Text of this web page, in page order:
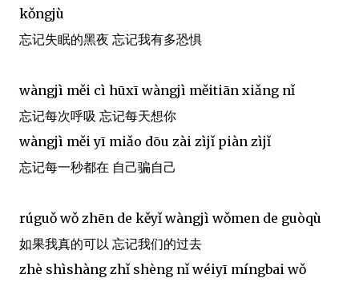
kǒngjù
忘记失眠的黑夜 忘记我有多恐惧
wàngjì měi cì hūxī wàngjì měitiān xiǎng nǐ
忘记每次呼吸 忘记每天想你
wàngjì měi yī miǎo dōu zài zìjǐ piàn zìjǐ
忘记每一秒都在 自己骗自己
rúguǒ wǒ zhēn de kěyǐ wàngjì wǒmen de guòqù
如果我真的可以 忘记我们的过去
zhè shìshàng zhǐ shèng nǐ wéiyī míngbai wǒ